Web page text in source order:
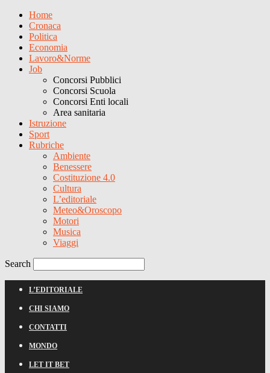
Home
Cronaca
Politica
Economia
Lavoro&Norme
Job
Concorsi Pubblici
Concorsi Scuola
Concorsi Enti locali
Area sanitaria
Istruzione
Sport
Rubriche
Ambiente
Benessere
Costituzione 4.0
Cultura
L’editoriale
Meteo&Oroscopo
Motori
Musica
Viaggi
Search
L’EDITORIALE
CHI SIAMO
CONTATTI
MONDO
LET IT BET